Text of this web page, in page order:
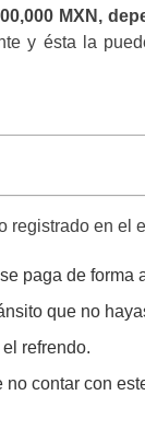
MXN,
y ésta la
en el
paga de forma
que no
refrendo.
contar con